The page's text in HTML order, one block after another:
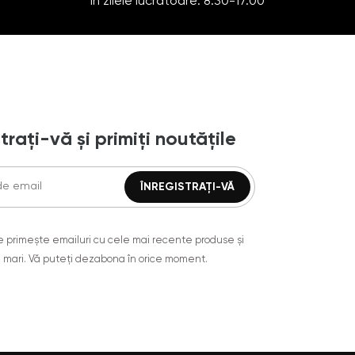
vă și primiți noutățile
primește emailuri cu cele mai recente produse și
Vă puteți dezabona în orice moment.